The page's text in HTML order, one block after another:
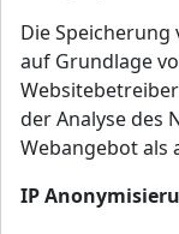
Die
auf Grundlage
der Analyse des
Webangebot als
IP